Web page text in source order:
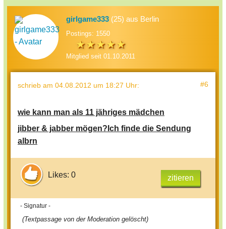
girlgame333 (25) aus Berlin
Postings: 1550
Mitglied seit 01.10.2011
schrieb am 04.08.2012 um 18:27 Uhr: #6
wie kann man als 11 jähriges mädchen
jibber & jabber mögen?Ich finde die Sendung
albrn
Likes: 0 zitieren
- Signatur -
(Textpassage von der Moderation gelöscht)